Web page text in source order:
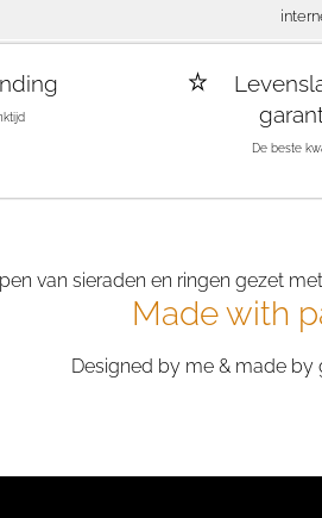
De beste
Made with
Designed by me & made by